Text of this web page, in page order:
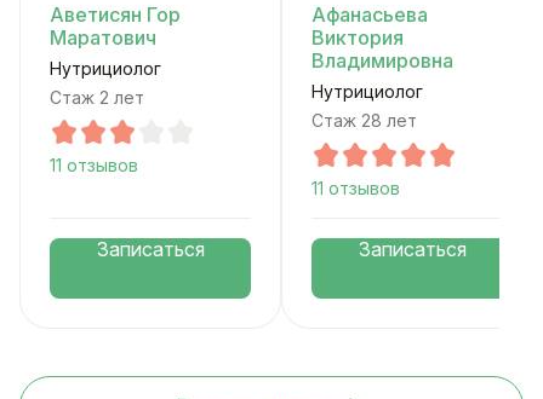
Аветисян Гор
Маратович
Нутрициолог
Стаж 2 лет
11 отзывов
Записаться
Афанасьева
Виктория
Владимировна
Нутрициолог
Стаж 28 лет
11 отзывов
Записаться